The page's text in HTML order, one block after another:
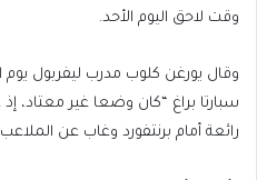
وقت لاحق اليوم الأحد.
وقال يورغن كلوب مدرب ليفربول يوم
سبارتا براغ “كان وضعا غير معتاد،
رائعة أمام برنتفورد وغاب عن